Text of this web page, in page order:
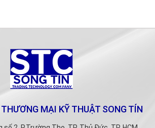
MẠI KỸ THUẬT SONG TÍN